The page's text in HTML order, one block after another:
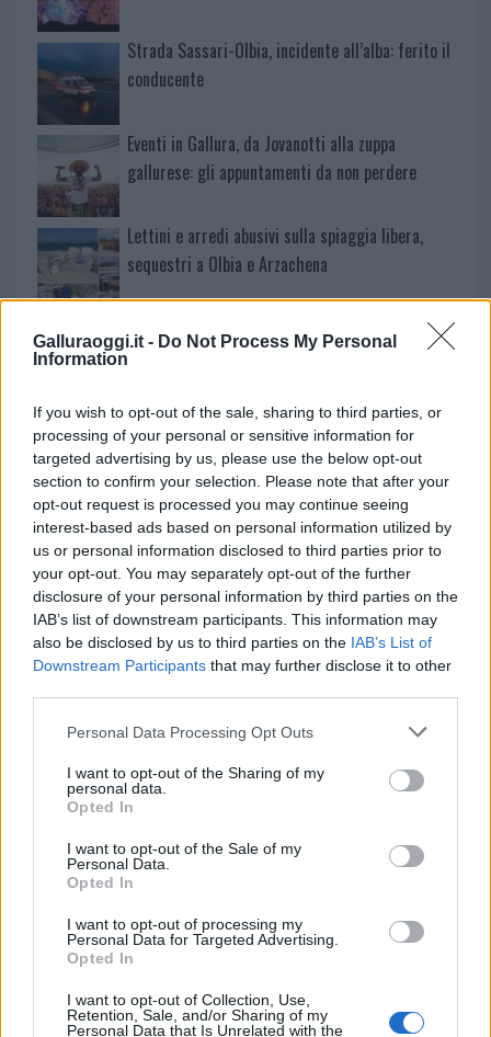
Galluraoggi.it - Do Not Process My Personal
Information
If you wish to opt-out of the sale, sharing to third parties, or
processing of your personal or sensitive information for
targeted advertising by us, please use the below opt-out
section to confirm your selection. Please note that after your
opt-out request is processed you may continue seeing
interest-based ads based on personal information utilized by
us or personal information disclosed to third parties prior to
your opt-out. You may separately opt-out of the further
disclosure of your personal information by third parties on the
IAB’s list of downstream participants. This information may
also be disclosed by us to third parties on the IAB’s List of
Downstream Participants that may further disclose it to other
Please note that this website/app uses one or more Google
not limited to your visit or usage behaviour. You may click to
grant or deny consent to Google and its third-party tags to
use your data for below specified purposes in below Google
consent section.
Personal Data Processing Opt Outs
I want to opt-out of the Sharing of my
personal data.
Opted In
I want to opt-out of the Sale of my
Personal Data.
Opted In
I want to opt-out of processing my
Personal Data for Targeted Advertising.
Opted In
I want to opt-out of Collection, Use,
Retention, Sale, and/or Sharing of my
Personal Data that Is Unrelated with the
Strada Sassari-Olbia, incidente all’alba: ferito il
conducente
Eventi in Gallura, da Jovanotti alla zuppa
gallurese: gli appuntamenti da non perdere
Lettini e arredi abusivi sulla spiaggia libera,
sequestri a Olbia e Arzachena
È morto Francesco Guccini, il maestro che
rifiutò la Costa Smeralda
Nuovo sportello rifiuti a Palau, una svolta per gli
utenti
Migliori agenzie per l’Attestazione SOA in Italia:
lista delle 4 realtà più efficienti nella g…
NECROLOGIE
Mario Malu